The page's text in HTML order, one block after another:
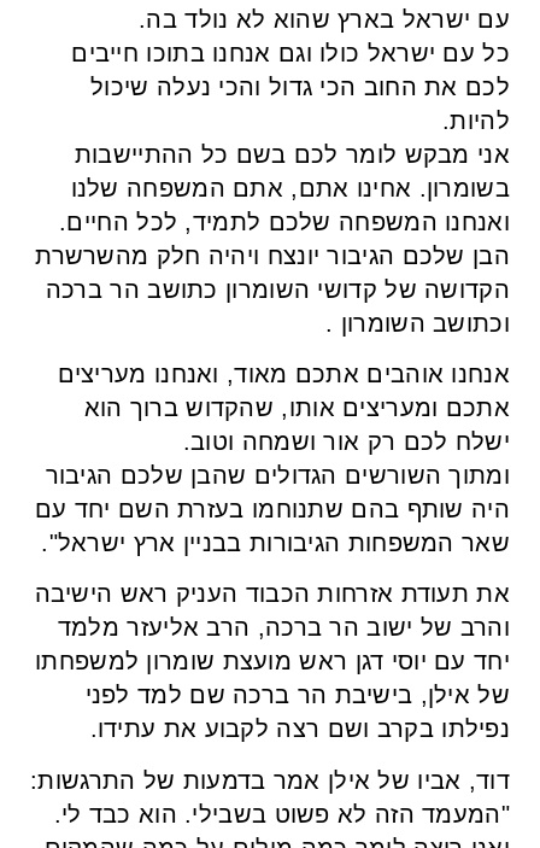
עם ישראל בארץ שהוא לא נולד בה.
כל עם ישראל כולו וגם אנחנו בתוכו חייבים
לכם את החוב הכי גדול והכי נעלה שיכול
להיות.
אני מבקש לומר לכם בשם כל ההתיישבות
בשומרון. אחינו אתם, אתם המשפחה שלנו
ואנחנו המשפחה שלכם לתמיד, לכל החיים.
הבן שלכם הגיבור יונצח ויהיה חלק מהשרשרת
הקדושה של קדושי השומרון כתושב הר ברכה
וכתושב השומרון .
אנחנו אוהבים אתכם מאוד, ואנחנו מעריצים
אתכם ומעריצים אותו, שהקדוש ברוך הוא
ישלח לכם רק אור ושמחה וטוב.
ומתוך השורשים הגדולים שהבן שלכם הגיבור
היה שותף בהם שתנוחמו בעזרת השם יחד עם
שאר המשפחות הגיבורות בבניין ארץ ישראל".
את תעודת אזרחות הכבוד העניק ראש הישיבה
והרב של ישוב הר ברכה, הרב אליעזר מלמד
יחד עם יוסי דגן ראש מועצת שומרון למשפחתו
של אילן, בישיבת הר ברכה שם למד לפני
נפילתו בקרב ושם רצה לקבוע את עתידו.
דוד, אביו של אילן אמר בדמעות של התרגשות:
"המעמד הזה לא פשוט בשבילי. הוא כבד לי.